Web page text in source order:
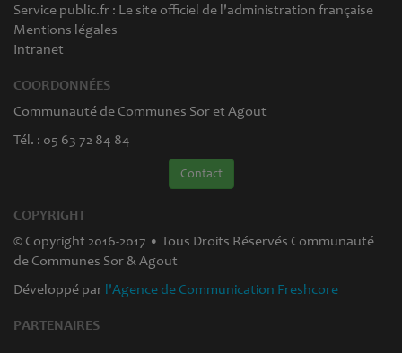
Service public.fr : Le site officiel de l'administration française
Mentions légales
Intranet
COORDONNÉES
Communauté de Communes Sor et Agout
Tél. : 05 63 72 84 84
Contact
COPYRIGHT
© Copyright 2016-2017 • Tous Droits Réservés Communauté
de Communes Sor & Agout
Développé par l'Agence de Communication Freshcore
PARTENAIRES